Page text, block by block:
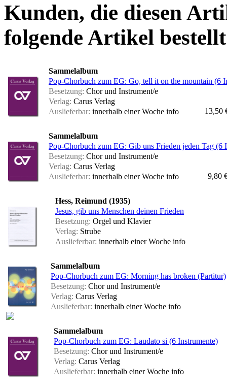
Kunden, die diesen
folgende Artikel
Sammelalbum
Pop-Chorbuch zum EG: Go, tell it on the mountain (6
Besetzung: Chor und Instrument/e
Verlag: Carus Verlag
Auslieferbar: innerhalb einer Woche info 13,50
Sammelalbum
Pop-Chorbuch zum EG: Gib uns Frieden jeden Tag (6
Besetzung: Chor und Instrument/e
Verlag: Carus Verlag
Auslieferbar: innerhalb einer Woche info 9,80
Hess, Reimund (1935)
Jesus, gib uns Menschen deinen Frieden
Besetzung: Orgel und Klavier
Verlag: Strube
Auslieferbar: innerhalb einer Woche info
Sammelalbum
Pop-Chorbuch zum EG: Morning has broken (Partitur)
Besetzung: Chor und Instrument/e
Verlag: Carus Verlag
Auslieferbar: innerhalb einer Woche info
Sammelalbum
Pop-Chorbuch zum EG: Laudato si (6 Instrumente)
Besetzung: Chor und Instrument/e
Verlag: Carus Verlag
Auslieferbar: innerhalb einer Woche info